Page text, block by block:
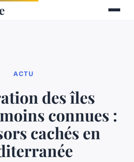
ACTU
des îles
connues :
cachés en